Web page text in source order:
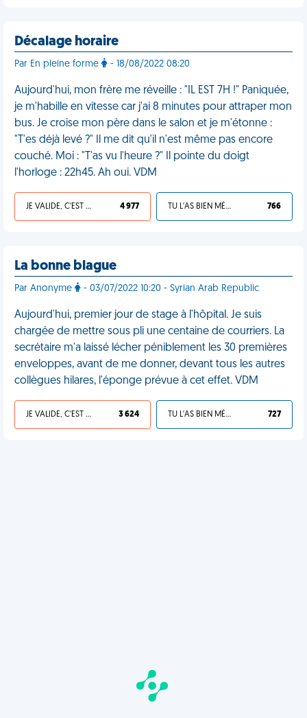
Décalage horaire
Par En pleine forme - 18/08/2022 08:20
Aujourd'hui, mon frère me réveille : "IL EST 7H !" Paniquée,
je m'habille en vitesse car j'ai 8 minutes pour attraper mon
bus. Je croise mon père dans le salon et je m'étonne :
"T'es déjà levé ?" Il me dit qu'il n'est même pas encore
couché. Moi : "T'as vu l'heure ?" Il pointe du doigt
l'horloge : 22h45. Ah oui. VDM
JE VALIDE, C'EST UNE VDM 4 977 TU L'AS BIEN MÉRITÉ 766
La bonne blague
Par Anonyme - 03/07/2022 10:20 - Syrian Arab Republic
Aujourd'hui, premier jour de stage à l'hôpital. Je suis
chargée de mettre sous pli une centaine de courriers. La
secrétaire m'a laissé lécher péniblement les 30 premières
enveloppes, avant de me donner, devant tous les autres
collègues hilares, l'éponge prévue à cet effet. VDM
JE VALIDE, C'EST UNE VDM 3 624 TU L'AS BIEN MÉRITÉ 727